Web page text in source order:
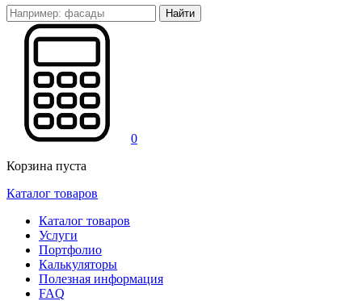
Найти
0
Корзина пуста
Каталог товаров
Каталог товаров
Услуги
Портфолио
Калькуляторы
Полезная информация
FAQ